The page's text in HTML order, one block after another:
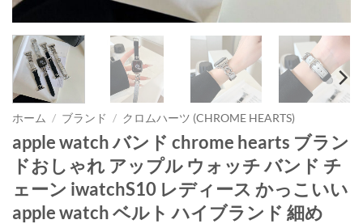
ホーム / ブランド / クロムハーツ (CHROME HEARTS)
apple watch バンド chrome hearts ブラン
ドおしゃれ アップル ウォッチ バンド チ
ェーン iwatchS10 レディース かっこいい
apple watch ベルト ハイブランド 細め